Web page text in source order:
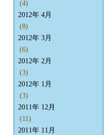
(4)
2012年 4月
(8)
2012年 3月
(6)
2012年 2月
(3)
2012年 1月
(3)
2011年 12月
(11)
2011年 11月